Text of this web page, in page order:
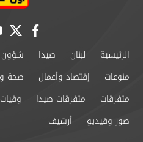
الرئيسية لبنان صيدا شؤون
منوعات
إقتصاد وأعمال صحة
متفرقات
متفرقات صيدا وفيات
صور وفيديو
أرشيف